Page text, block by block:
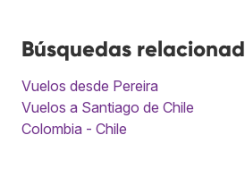
Búsquedas
Vuelos desde Pereira
Vuelos a Santiago de Chile
Colombia - Chile